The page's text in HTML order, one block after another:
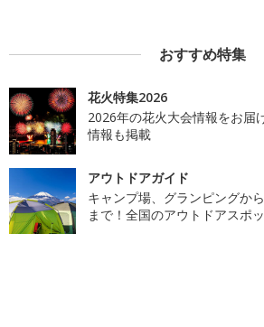
おすすめ特集
花火特集2026
2026年の花火大会情報をお届
情報も掲載
アウトドアガイド
キャンプ場、グランピングか
まで！全国のアウトドアスポ